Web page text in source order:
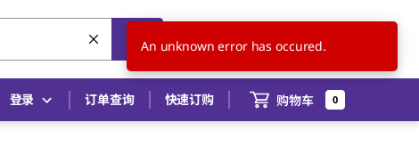
CN ZH
登录 订单查询 快速订购 购物车 0
An unknown error has occured.